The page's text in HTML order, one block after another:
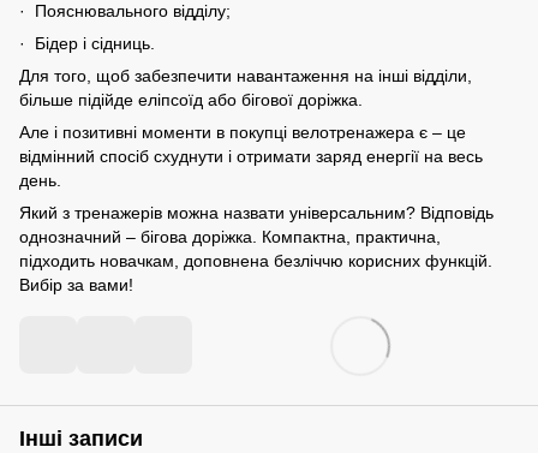
· Пояснювального відділу;
· Бідер і сідниць.
Для того, щоб забезпечити навантаження на інші відділи,
більше підійде еліпсоїд або бігової доріжка.
Але і позитивні моменти в покупці велотренажера є – це
відмінний спосіб схуднути і отримати заряд енергії на весь
день.
Який з тренажерів можна назвати універсальним? Відповідь
однозначний – бігова доріжка. Компактна, практична,
підходить новачкам, доповнена безліччю корисних функцій.
Вибір за вами!
Інші записи